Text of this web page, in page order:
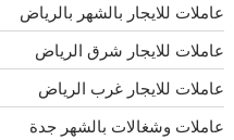
عاملات للايجار بالشهر بالرياض
عاملات للايجار شرق الرياض
عاملات للايجار غرب الرياض
عاملات وشغالات بالشهر جدة